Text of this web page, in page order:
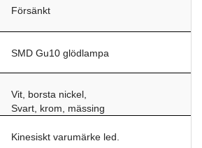
Försänkt
SMD Gu10 glödlampa
Vit, borsta nickel,
Svart, krom, mässing
Kinesiskt varumärke led.